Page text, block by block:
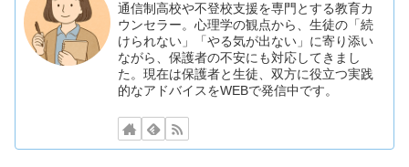
通信制高校や不登校支援を専門とする教育カ
ウンセラー。心理学の観点から、生徒の「続
けられない」「やる気が出ない」に寄り添い
ながら、保護者の不安にも対応してきまし
た。現在は保護者と生徒、双方に役立つ実践
的なアドバイスをWEBで発信中です。